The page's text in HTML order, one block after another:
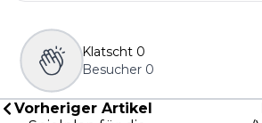
Klatscht 0
Besucher 0
Vorheriger Artikel